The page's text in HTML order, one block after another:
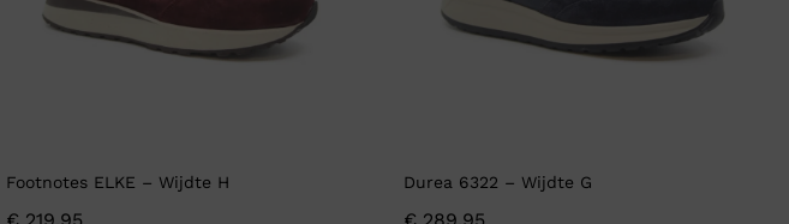
Footnotes ELKE – Wijdte H Durea 6322 – Wijdte G